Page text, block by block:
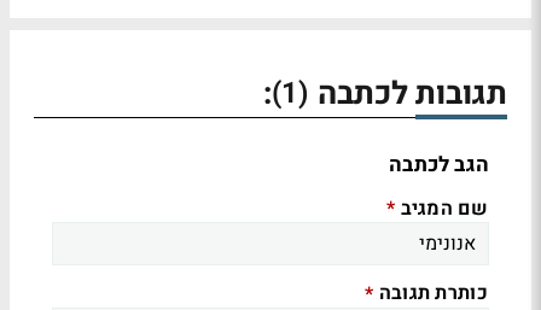
תגובות לכתבה (1)
:
הגב לכתבה
שם המגיב *
כותרת תגובה *